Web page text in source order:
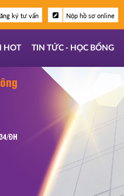
ký tư vấn Nộp hồ sơ online
HOT TIN TỨC - HỌC BỔNG